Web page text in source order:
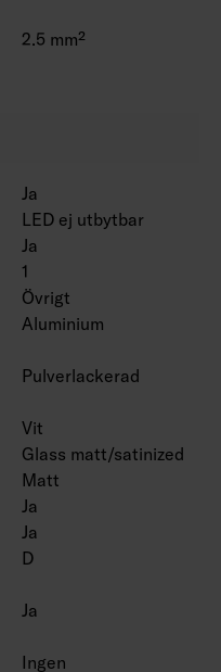
2.5 mm²
Ja
LED ej utbytbar
Ja
1
Övrigt
Aluminium
Pulverlackerad
Vit
Glass matt/satinized
Matt
Ja
Ja
D
Ja
Ingen